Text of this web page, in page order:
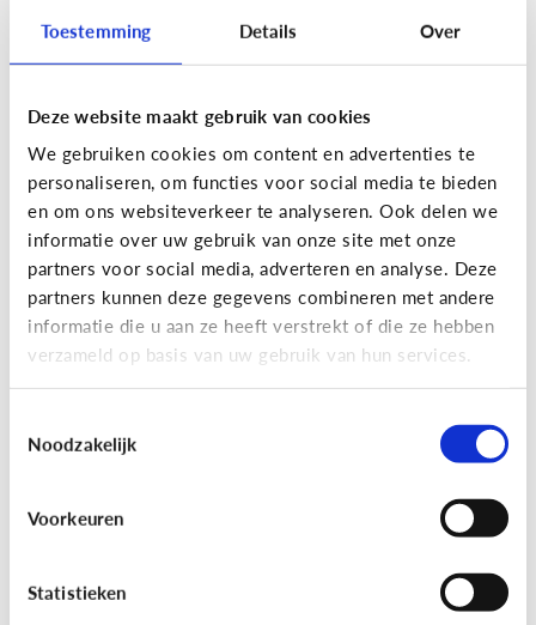
Toestemming Details Over
Deze website maakt gebruik van cookies
We gebruiken cookies om content en advertenties te
personaliseren, om functies voor social media te bieden
en om ons websiteverkeer te analyseren. Ook delen we
informatie over uw gebruik van onze site met onze
partners voor social media, adverteren en analyse. Deze
partners kunnen deze gegevens combineren met andere
informatie die u aan ze heeft verstrekt of die ze hebben
verzameld op basis van uw gebruik van hun services.
Noodzakelijk
Voorkeuren
Statistieken
Privacy
Moet ik aan mijn kind uitleggen
wat 'recht op afbeelding' is?
Staat jou kind stil bij het maken en verspreiden
van foto’s en filmpjes waar anderen op staan? Of
deelt jouw kind zomaar alles van iedereen op
Facebook of Snapchat?
Privacy
op afbeelding’ is